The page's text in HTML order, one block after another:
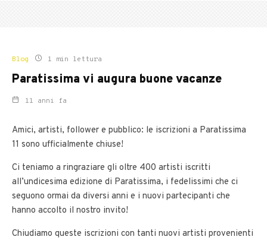
Blog 1 min lettura
Paratissima vi augura buone vacanze
11 anni fa
Amici, artisti, follower e pubblico: le iscrizioni a Paratissima
11 sono ufficialmente chiuse!
Ci teniamo a ringraziare gli oltre 400 artisti iscritti
all’undicesima edizione di Paratissima, i fedelissimi che ci
seguono ormai da diversi anni e i nuovi partecipanti che
hanno accolto il nostro invito!
Chiudiamo queste iscrizioni con tanti nuovi artisti provenienti